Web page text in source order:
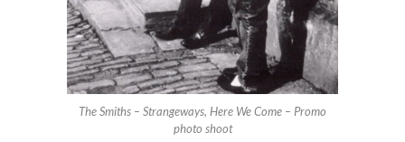
The Smiths – Strangeways, Here We Come – Promo
photo shoot